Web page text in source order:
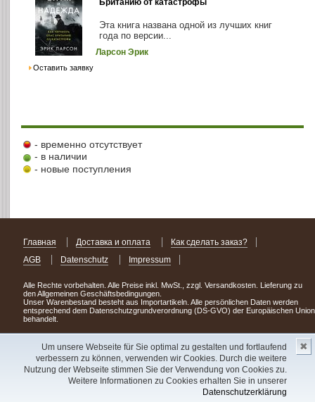
Um unsere Webseite für Sie optimal zu gestalten und fortlaufend
verbessern zu können, verwenden wir Cookies. Durch die weitere
Nutzung der Webseite stimmen Sie der Verwendung von Cookies zu.
Weitere Informationen zu Cookies erhalten Sie in unserer
Datenschutzerklärung
✖
Британию от катастрофы
Эта книга названа одной из лучших книг
года по версии...
Ларсон Эрик
Оставить заявку
- временно отсутствует
- в наличии
- новые поступления
Главная Доставка и оплата
Как сделать заказ?
AGB
Datenschutz Impressum
Alle Rechte vorbehalten. Alle Preise inkl. MwSt., zzgl. Versandkosten. Lieferung zu
den Allgemeinen Geschäftsbedingungen.
Unser Warenbestand besteht aus Importartikeln. Alle persönlichen Daten werden
entsprechend dem Datenschutzgrundverordnung (DS-GVO) der Europäischen Union
behandelt.
Сделав заказ сегодня, уже через день или два Вы можете стать обладателем
НОВИНКИ из Германии! Удачного поиска!
Copyright 2003 - 2023 © Express-Kniga
V.A.Vorobiev